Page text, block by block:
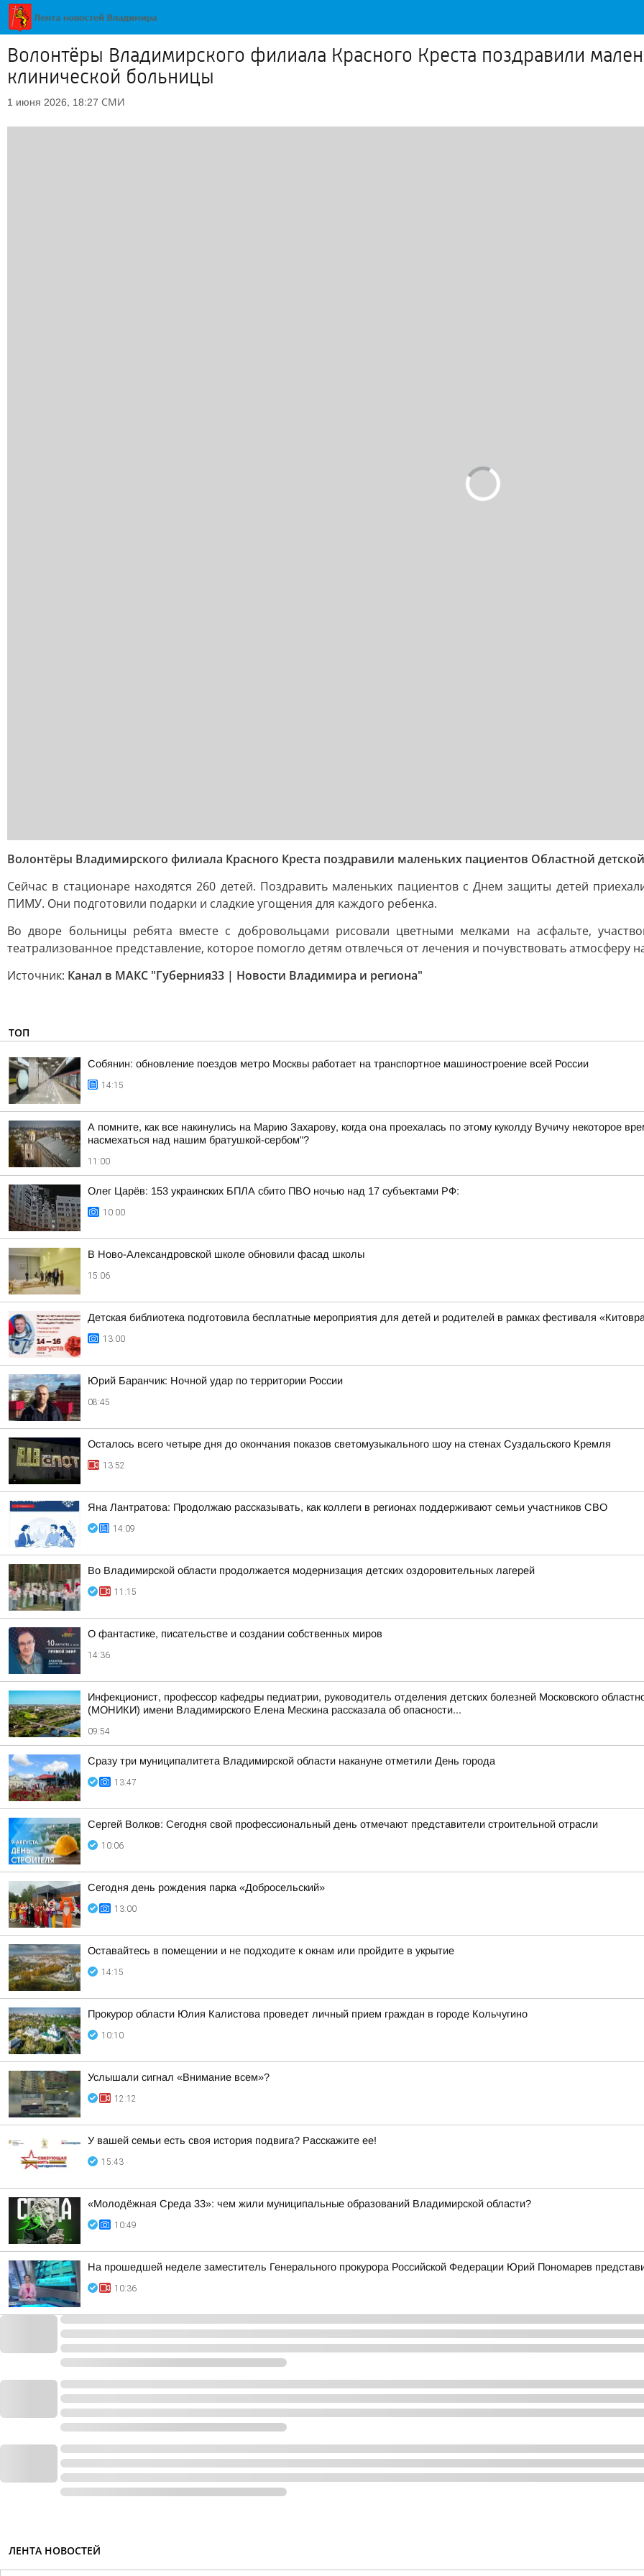
Волонтёры Владимирского филиала Красного Креста поздравили
клинической больницы
1 июня 2026, 18:27 СМИ
Волонтёры Владимирского филиала Красного Креста поздравили маленьких пациентов Областной
Сейчас в стационаре находятся 260 детей. Поздравить маленьких пациентов с Днем защиты детей
ПИМУ. Они подготовили подарки и сладкие угощения для каждого ребенка.
Во дворе больницы ребята вместе с добровольцами рисовали цветными мелками на асфальте,
театрализованное представление, которое помогло детям отвлечься от лечения и почувствовать атмосферу
Источник: Канал в МАКС "Губерния33 | Новости Владимира и региона"
ТОП
Собянин: обновление поездов метро Москвы работает на транспортное машиностроение всей России
14:15
А помните, как все накинулись на Марию Захарову, когда она проехалась по этому куколду Вучичу некоторое
насмехаться над нашим братушкой-сербом"?
11:00
Олег Царёв: 153 украинских БПЛА сбито ПВО ночью над 17 субъектами РФ:
10:00
В Ново-Александровской школе обновили фасад школы
15:06
Детская библиотека подготовила бесплатные мероприятия для детей и родителей в рамках фестиваля
13:00
Юрий Баранчик: Ночной удар по территории России
08:45
Осталось всего четыре дня до окончания показов светомузыкального шоу на стенах Суздальского Кремля
13:52
Яна Лантратова: Продолжаю рассказывать, как коллеги в регионах поддерживают семьи участников СВО
14:09
Во Владимирской области продолжается модернизация детских оздоровительных лагерей
11:15
О фантастике, писательстве и создании собственных миров
14:36
Инфекционист, профессор кафедры педиатрии, руководитель отделения детских болезней Московского
(МОНИКИ) имени Владимирского Елена Мескина рассказала об опасности...
09:54
Сразу три муниципалитета Владимирской области накануне отметили День города
13:47
Сергей Волков: Сегодня свой профессиональный день отмечают представители строительной отрасли
10:06
Сегодня день рождения парка «Добросельский»
13:00
Оставайтесь в помещении и не подходите к окнам или пройдите в укрытие
14:15
Прокурор области Юлия Калистова проведет личный прием граждан в городе Кольчугино
10:10
Услышали сигнал «Внимание всем»?
12:12
У вашей семьи есть своя история подвига? Расскажите ее!
15:43
«Молодёжная Среда 33»: чем жили муниципальные образований Владимирской области?
10:49
На прошедшей неделе заместитель Генерального прокурора Российской Федерации Юрий Пономарев
10:36
ЛЕНТА НОВОСТЕЙ